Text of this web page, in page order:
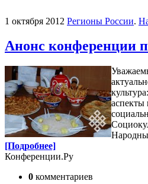
1 октября 2012 Регионы России.
Анонс конференции
аспекты
[Подробнее]
Конференции.Ру
0 комментариев